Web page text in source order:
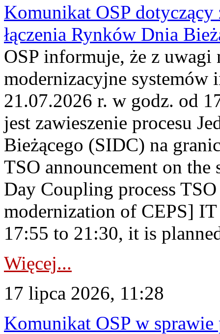
Komunikat OSP dotyczący
łączenia Rynków Dnia
OSP informuje, że z uwagi
modernizacyjne
21.07.2026 r. w godz. od
jest zawieszenie procesu
Bieżącego (SIDC) na
TSO announcement on
Day Coupling process
modernization of CEPS]
17:55 to 21:30, it is
Więcej...
17 lipca 2026, 11:28
Komunikat OSP w sprawie